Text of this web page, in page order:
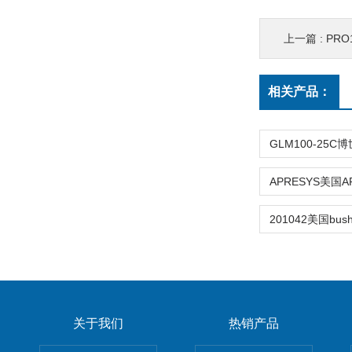
上一篇 :
相关产品：
关于我们 热销产品